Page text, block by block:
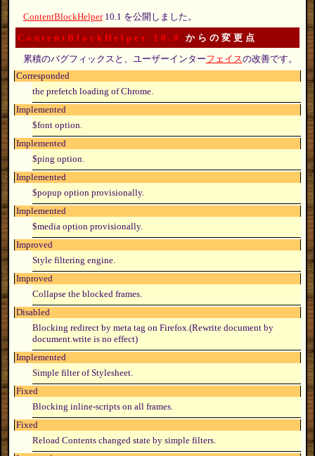
ContentBlockHelper10.1 を公開しました。
ContentBlockHelper 10.0 からの変更点
累積のバグフィックスと、ユーザーインターフェイスの改善です。
Corresponded
the prefetch loading of Chrome.
Implemented
$font option.
Implemented
$ping option.
Implemented
$popup option provisionally.
Implemented
$media option provisionally.
Improved
Style filtering engine.
Improved
Collapse the blocked frames.
Disabled
Blocking redirect by meta tag on Firefox.(Rewrite document by
document.write is no effect)
Implemented
Simple filter of Stylesheet.
Fixed
Blocking inline-scripts on all frames.
Fixed
Reload Contents changed state by simple filters.